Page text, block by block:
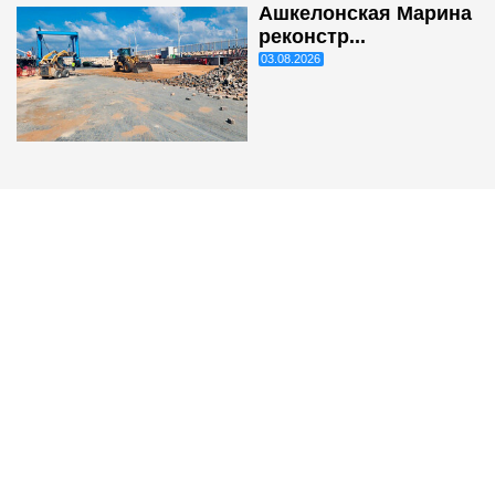
Ашкелонская Марина
реконстр...
03.08.2026